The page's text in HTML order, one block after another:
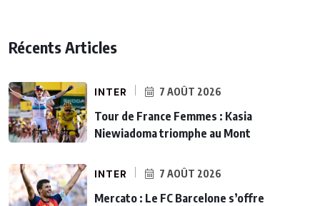
Récents Articles
INTER 7 AOÛT 2026
Tour de France Femmes : Kasia
Niewiadoma triomphe au Mont
INTER 7 AOÛT 2026
Mercato : Le FC Barcelone s’offre